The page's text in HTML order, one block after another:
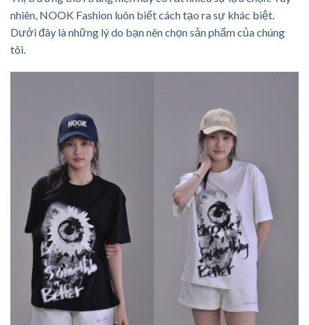
nhiên, NOOK Fashion luôn biết cách tạo ra sự khác biệt.
Dưới đây là những lý do bạn nên chọn sản phẩm của chúng
tôi.